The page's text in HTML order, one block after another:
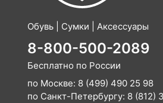
Обувь | Сумки | Аксессуары
8-800-500-2089
Бесплатно по России
по Москве: 8 (499) 490 25 98
по Санкт-Петербургу: 8 (812)